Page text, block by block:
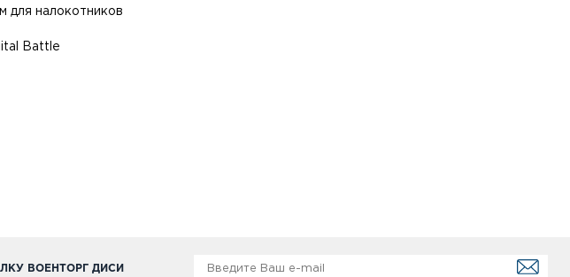
для налокотников
Battle
ВОЕНТОРГ ДИСИ